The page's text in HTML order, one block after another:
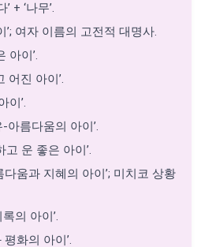
+ ‘나무’.
’; 여자 이름의 고전적 대명사.
아이’.
어진 아이’.
이’.
-아름다움의 아이’.
고 운 좋은 아이’.
다움과 지혜의 아이’; 미치코 상황
의 아이’.
평화의 아이’.